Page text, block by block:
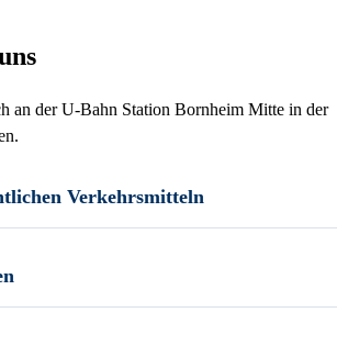
an der U-Bahn Station Bornheim Mitte in der
Verkehrsmitteln